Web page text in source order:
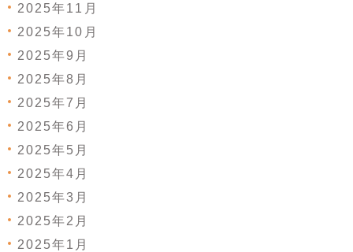
2025年11月
2025年10月
2025年9月
2025年8月
2025年7月
2025年6月
2025年5月
2025年4月
2025年3月
2025年2月
2025年1月